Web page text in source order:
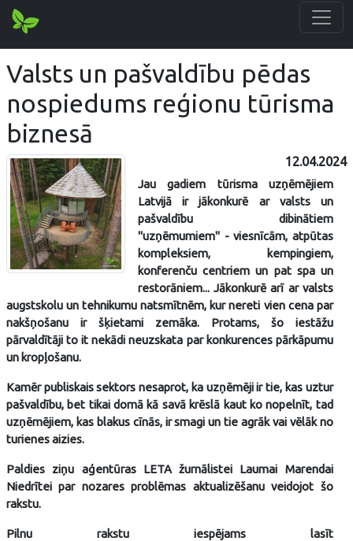
Valsts un pašvaldību pēdas
nospiedums reģionu tūrisma
biznesā
12.04.2024
Jau gadiem tūrisma uzņēmējiem
Latvijā ir jākonkurē ar valsts un
pašvaldību dibinātiem
"uzņēmumiem" - viesnīcām, atpūtas
kompleksiem, kempingiem,
konferenču centriem un pat spa un
restorāniem... Jākonkurē arī ar valsts
augstskolu un tehnikumu natsmītnēm, kur nereti vien cena par
nakšņošanu ir šķietami zemāka. Protams, šo iestāžu
pārvaldītāji to it nekādi neuzskata par konkurences pārkāpumu
un kropļošanu.
Kamēr publiskais sektors nesaprot, ka uzņēmēji ir tie, kas uztur
pašvaldību, bet tikai domā kā savā krēslā kaut ko nopelnīt, tad
uzņēmējiem, kas blakus cīnās, ir smagi un tie agrāk vai vēlāk no
turienes aizies.
Paldies ziņu aģentūras LETA žurnālistei Laumai Marendai
Niedrītei par nozares problēmas aktualizēšanu veidojot šo
rakstu.
Pilnu rakstu iespējams lasīt